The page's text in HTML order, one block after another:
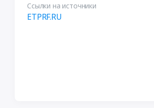
Ссылки на источники
ETPRF.RU